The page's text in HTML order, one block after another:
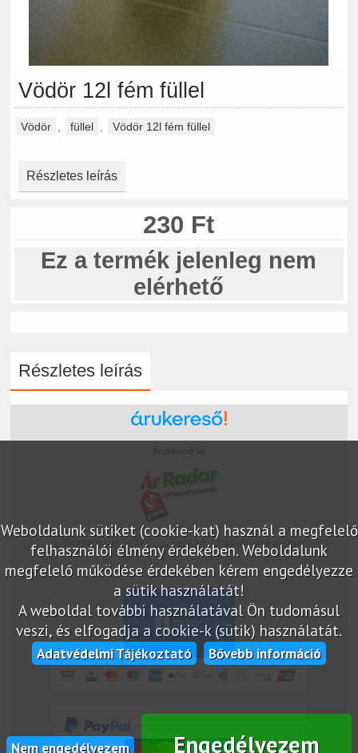
Vödör 12l fém füllel
Vödör füllel Vödör 12l fém füllel
Részletes leírás
230 Ft
Ez a termék jelenleg nem
elérhető
Részletes leírás
Weboldalunk sütiket (cookie-kat) használ a megfelelő
felhasználói élmény érdekében. Weboldalunk
megfelelő működése érdekében kérem engedélyezze
a sütik használatát!
A weboldal további használatával Ön tudomásul
veszi, és elfogadja a cookie-k (sütik) használatát.
Adatvédelmi Tájékoztató Bővebb információ
Nem engedélyezem Engedélyezem
marketplace partner